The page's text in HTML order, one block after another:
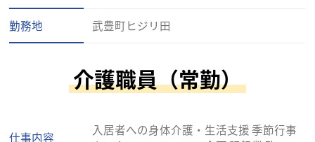
勤務地 武豊町ヒジリ田
介護職員（常勤）
仕事内容
入居者への身体介護・生活支援 季節行事